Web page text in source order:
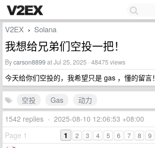
V2EX › Solana
我想给兄弟们空投一把！
Bycarson8899at Jul 25, 2025 · 48475 views
今天给你们空投的，我希望只是 gas ，懂的留言！
空投 Gas
动力
1542 replies • 2025-08-10 12:06:53 +08:00
Page 1
1 2 3 4 5 6 7 8 9